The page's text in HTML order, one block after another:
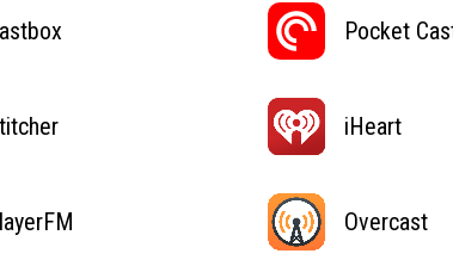
Pocket
iHeart
Overcast